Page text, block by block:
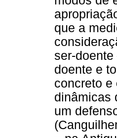
que a
ser-
doente e
concreto e
dinâmicas
um